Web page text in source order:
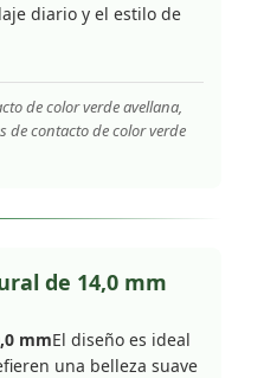
diario y el estilo de
de color verde avellana,
de contacto de color verde
de 14,0 mm
mmEl diseño es ideal
una belleza suave